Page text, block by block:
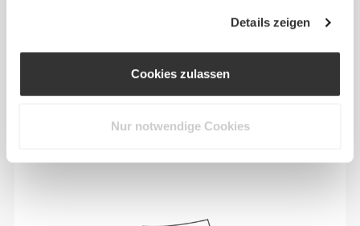
Details zeigen
Cookies zulassen
Nur notwendige Cookies
deines Körpers.